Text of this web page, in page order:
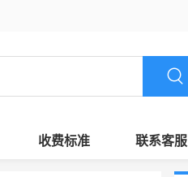
收费标准 联系客服